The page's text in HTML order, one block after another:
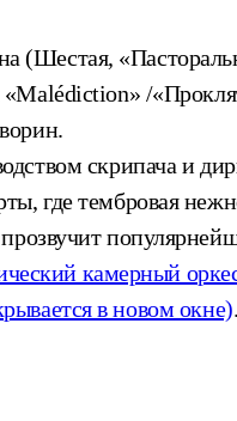
(Шестая,
«Malédiction» /
скрипача и
где тембровая
камерный
в новом окне)